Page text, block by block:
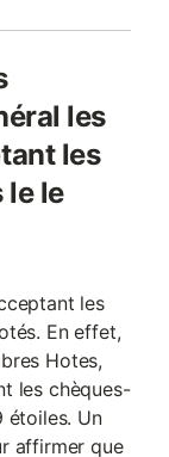
les
les
le le
les
En effet,
Hotes,
les chèques-
étoiles. Un
affirmer que